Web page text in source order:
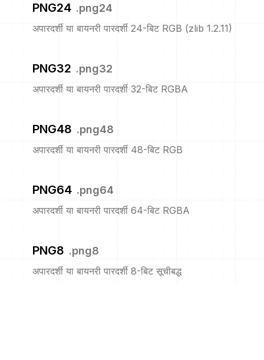
PNG24 .png24
अपारदर्शी या बायनरी पारदर्शी 24-बिट RGB (zlib 1.2.11)
PNG32 .png32
अपारदर्शी या बायनरी पारदर्शी 32-बिट RGBA
PNG48 .png48
अपारदर्शी या बायनरी पारदर्शी 48-बिट RGB
PNG64 .png64
अपारदर्शी या बायनरी पारदर्शी 64-बिट RGBA
PNG8 .png8
अपारदर्शी या बायनरी पारदर्शी 8-बिट सूचीबद्ध